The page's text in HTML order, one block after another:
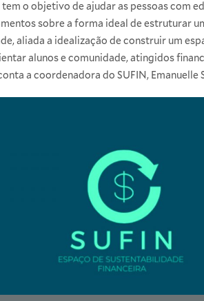
o objetivo de ajudar as pessoas com
sobre a forma ideal de estruturar
aliada a idealização de construir um
alunos e comunidade, atingidos
a coordenadora do SUFIN, Emanuelle